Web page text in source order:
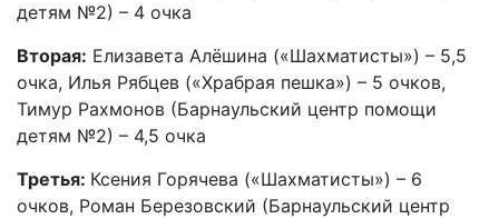
детям №2) – 4 очка
Вторая: Елизавета Алёшина («Шахматисты») – 5,5
очка, Илья Рябцев («Храбрая пешка») – 5 очков,
Тимур Рахмонов (Барнаульский центр помощи
детям №2) – 4,5 очка
Третья: Ксения Горячева («Шахматисты») – 6
очков, Роман Березовский (Барнаульский центр